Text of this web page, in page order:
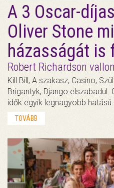
A 3 Oscar-
Oliver Stone
házasságát
Robert Richardson
Kill Bill, A szakasz, Casino,
Brigantyk, Django elszabadul.
idők egyik legnagyobb hatású…
TOVÁBB